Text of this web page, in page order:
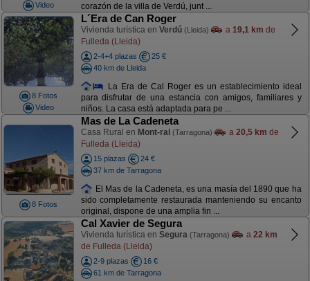
Video
corazón de la villa de Verdú, junt ...
8 Fotos
Video
L´Era de Can Roger
Vivienda turística en Verdú (Lleida) a 19,1 km de
Fulleda (Lleida)
2-4+4 plazas
25 €
40 km de Lleida
La Era de Cal Roger es un establecimiento ideal
para disfrutar de una estancia con amigos, familiares y
niños. La casa está adaptada para pe ...
8 Fotos
Mas de La Cadeneta
Casa Rural en Mont-ral (Tarragona) a 20,5 km de
Fulleda (Lleida)
15 plazas
24 €
37 km de Tarragona
El Mas de la Cadeneta, es una masía del 1890 que ha
sido completamente restaurada manteniendo su encanto
original, dispone de una amplia fin ...
Cal Xavier de Segura
Vivienda turística en Segura (Tarragona) a 22 km
de Fulleda (Lleida)
2-9 plazas
16 €
61 km de Tarragona